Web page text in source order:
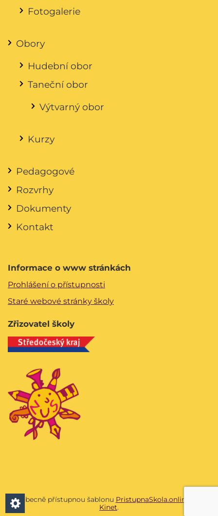
Fotogalerie
Obory
Hudební obor
Taneční obor
Výtvarný obor
Kurzy
Pedagogové
Rozvrhy
Dokumenty
Kontakt
Informace o www stránkách
Prohlášení o přístupnosti
Staré webové stránky školy
Zřizovatel školy
Všeobecně přístupnou šablonu PristupnaSkola.online
Kinet.